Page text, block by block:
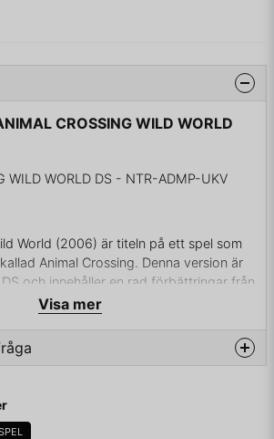
CROSSING WILD WORLD
WILD WORLD DS - NTR-ADMP-UKV
World (2006) är titeln på ett spel som
Animal Crossing. Denna version är
och innehåller en rad förbättringar från
har inget uttalat syfte eller mål, det är
ramar. Spelaren kan till exempel
kallas bells) genom att sälja
det lokala museet för att därmed ingå i
Visa mer
om denna produkten...